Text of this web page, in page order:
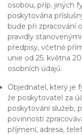
osobou, příp. jiných
poskytována
bude při zpracování
pravidly
předpisy, včetně
unie od 25. května
osobních údajů.
Objednatel, který je
že poskytovatel za
poskytování služeb,
povinností
příjmení, adresa,